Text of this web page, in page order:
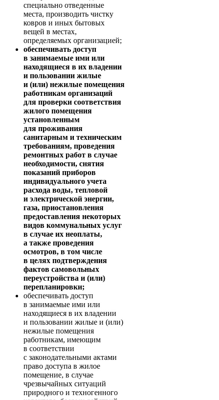
специально отведенные
места, производить чистку
ковров и иных бытовых
вещей в местах,
определяемых организацией;
обеспечивать доступ
в занимаемые ими или
находящиеся в их владении
и пользовании жилые
и (или) нежилые помещения
работникам организаций
для проверки соответствия
жилого помещения
установленным
для проживания
санитарным и техническим
требованиям, проведения
ремонтных работ в случае
необходимости, снятия
показаний приборов
индивидуального учета
расхода воды, тепловой
и электрической энергии,
газа, приостановления
предоставления некоторых
видов коммунальных услуг
в случае их неоплаты,
а также проведения
осмотров, в том числе
в целях подтверждения
фактов самовольных
переустройства и (или)
перепланировки;
обеспечивать доступ
в занимаемые ими или
находящиеся в их владении
и пользовании жилые и (или)
нежилые помещения
работникам, имеющим
в соответствии
с законодательными актами
право доступа в жилое
помещение, в случае
чрезвычайных ситуаций
природного и техногенного